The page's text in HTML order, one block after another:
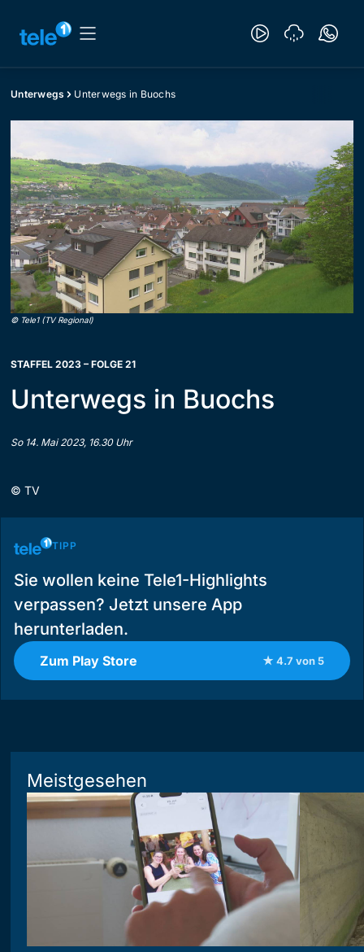
Unterwegs Unterwegs in Buochs
© Tele1 (TV Regional)
STAFFEL 2023 – FOLGE 21
Unterwegs in Buochs
So 14. Mai 2023, 16.30 Uhr
© TV
TIPP
Sie wollen keine Tele1-Highlights
verpassen? Jetzt unsere App
herunterladen.
Zum Play Store ★ 4.7 von 5
Meistgesehen